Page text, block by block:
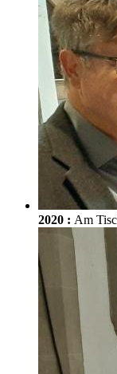
2020 : Am